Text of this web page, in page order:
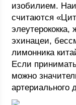
изобилием.
считаются
эхинацеи,
лимонника
Если
можно
артериального